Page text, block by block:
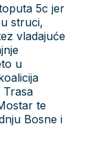
5c jer
struci,
vladajuće
u
Trasa
te
Bosne i